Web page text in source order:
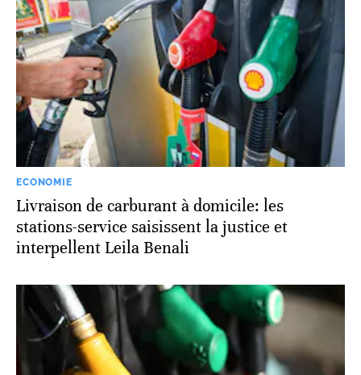
ECONOMIE
Livraison de carburant à domicile: les
stations-service saisissent la justice et
interpellent Leila Benali